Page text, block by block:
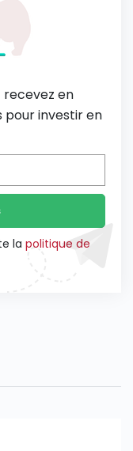
en
pour investir en
la politique de